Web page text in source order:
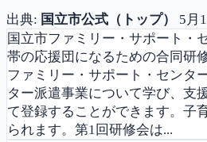
出典: 国立市公式（トップ）
5月
国立市ファミリー・サポート・
帯の応援団になるための合同研
ファミリー・サポート・センタ
ター派遣事業について学び、支
て登録することができます。子
られます。第1回研修会は...